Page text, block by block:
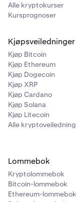
Alle kryptokurser
Kursprognoser
Kjøpsveiledninger
Kjøp Bitcoin
Kjøp Ethereum
Kjøp Dogecoin
Kjøp XRP
Kjøp Cardano
Kjøp Solana
Kjøp Litecoin
Alle
Lommebok
Kryptolommebok
Bitcoin-lommebok
Ethereum-lommebok